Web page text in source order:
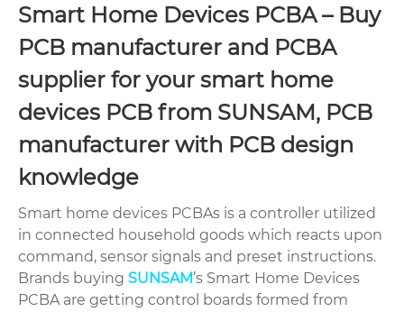
Smart Home Devices PCBA – Buy
PCB manufacturer and PCBA
supplier for your smart home
devices PCB from SUNSAM, PCB
manufacturer with PCB design
knowledge
Smart home devices PCBAs is a controller utilized
in connected household goods which reacts upon
command, sensor signals and preset instructions.
Brands buying SUNSAM’s Smart Home Devices
PCBA are getting control boards formed from